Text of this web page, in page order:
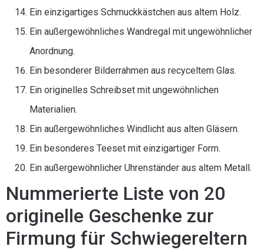
Ein einzigartiges Schmuckkästchen aus altem Holz.
Ein außergewöhnliches Wandregal mit ungewöhnlicher
Anordnung.
Ein besonderer Bilderrahmen aus recyceltem Glas.
Ein originelles Schreibset mit ungewöhnlichen
Materialien.
Ein außergewöhnliches Windlicht aus alten Gläsern.
Ein besonderes Teeset mit einzigartiger Form.
Ein außergewöhnlicher Uhrenständer aus altem Metall.
Nummerierte Liste von 20
originelle Geschenke zur
Firmung für Schwiegereltern